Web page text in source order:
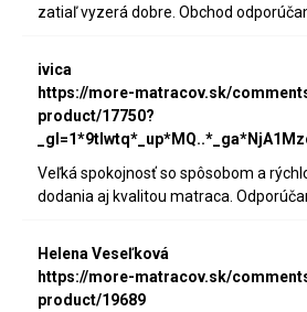
zatiaľ vyzerá dobre. Obchod
ivica
https://more-matracov.sk/
product/17750?
Veľká spokojnosť so spôsobom a
dodania aj kvalitou matraca.
Helena Veseľková
https://more-matracov.sk/
product/19689